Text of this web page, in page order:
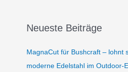
Neueste Beiträge
MagnaCut für Bushcraft – lohnt
moderne Edelstahl im Outdoor-